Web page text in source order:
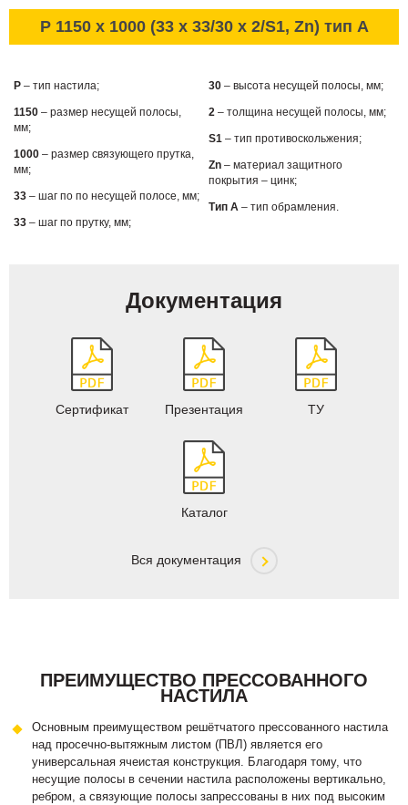
P 1150 x 1000 (33 x 33/30 x 2/S1, Zn) тип А
P – тип настила;
1150 – размер несущей полосы,
мм;
1000 – размер связующего прутка,
мм;
33 – шаг по по несущей полосе, мм;
33 – шаг по прутку, мм;
30 – высота несущей полосы, мм;
2 – толщина несущей полосы, мм;
S1 – тип противоскольжения;
Zn – материал защитного
покрытия – цинк;
Тип А – тип обрамления.
Документация
Сертификат Презентация ТУ
Каталог
Вся документация
ПРЕИМУЩЕСТВО ПРЕССОВАННОГО
НАСТИЛА
Основным преимуществом решётчатого прессованного настила
над просечно-вытяжным листом (ПВЛ) является его
универсальная ячеистая конструкция. Благодаря тому, что
несущие полосы в сечении настила расположены вертикально,
ребром, а связующие полосы запрессованы в них под высоким